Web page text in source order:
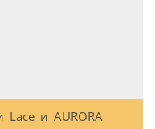
Lace и AURORA